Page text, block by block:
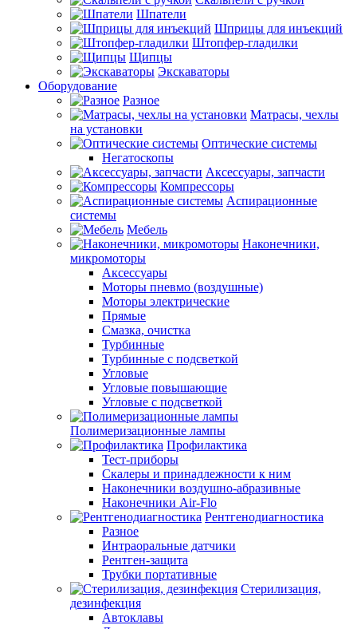
Шпатели
Шприцы для инъекций
Штопфер-гладилки
Щипцы
Экскаваторы
Оборудование
Разное
Матрасы, чехлы
на установки
Оптические системы
Негатоскопы
Аксессуары, запчасти
Компрессоры
Аспирационные
системы
Мебель
Наконечники,
микромоторы
Аксессуары
Моторы пневмо (воздушные)
Моторы электрические
Прямые
Смазка, очистка
Турбинные
Турбинные с подсветкой
Угловые
Угловые повышающие
Угловые с подсветкой
Полимеризационные лампы
Профилактика
Тест-приборы
Скалеры и принадлежности к ним
Наконечники воздушно-абразивные
Наконечники Air-Flo
Рентгенодиагностика
Разное
Интраоральные датчики
Рентген-защита
Трубки портативные
Стерилизация,
дезинфекция
Автоклавы